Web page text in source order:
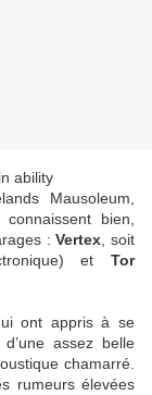
Mausoleum,
bien,
:Vertex , soit
etTor
ont appris à se
assez belle
chamarré.
rumeurs élevées